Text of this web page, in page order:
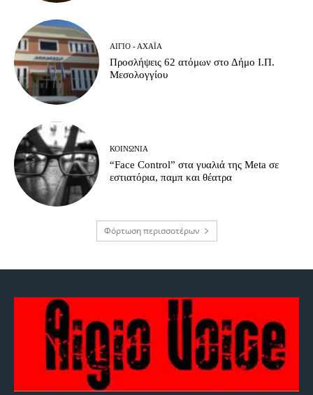
ΑΊΓΙΟ - ΑΧΑΪ́Α
Προσλήψεις 62 ατόμων στο Δήμο Ι.Π.
Μεσολογγίου
ΚΟΙΝΩΝΊΑ
“Face Control” στα γυαλιά της Meta σε
εστιατόρια, παμπ και θέατρα
Φόρτωση περισσοτέρων